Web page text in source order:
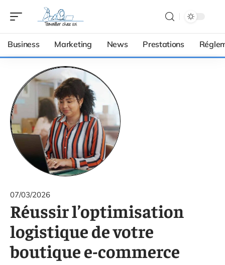
Business Marketing News Prestations
07/03/2026
Réussir l’optimisation
logistique de votre
boutique e-commerce